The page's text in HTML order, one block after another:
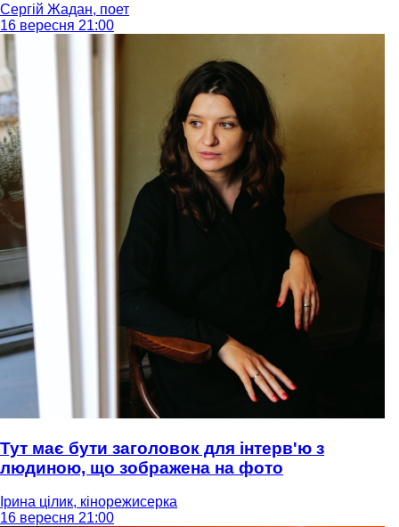
Сергій Жадан, поет
16 вересня 21:00
Тут має бути заголовок для інтерв'ю з
людиною, що зображена на фото
Ірина цілик, кінорежисерка
16 вересня 21:00